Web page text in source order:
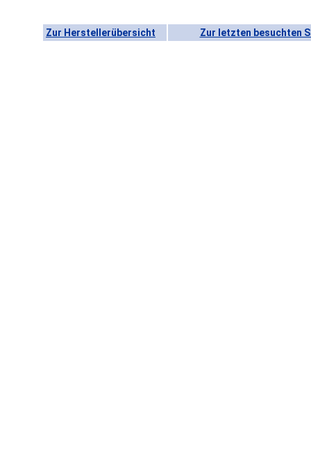
Zur Herstellerübersicht Zur letzten besuchten